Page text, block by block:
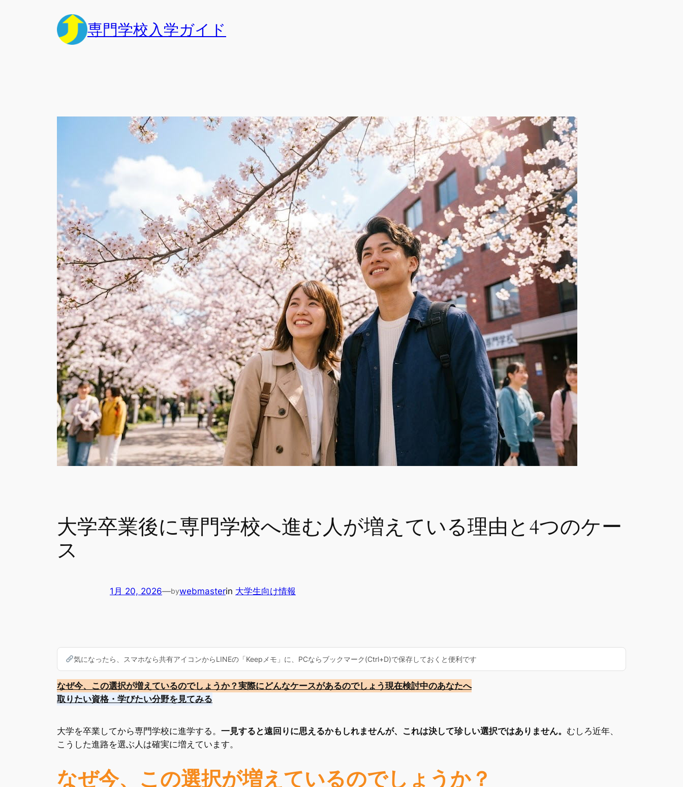
専門学校入学ガイド
大学卒業後に専門学校へ進む人が増えている理由と4つのケー
ス
1月 20, 2026—bywebmasterin 大学生向け情報
気になったら、スマホなら共有アイコンからLINEの「Keepメモ」に、PCならブックマーク(Ctrl+D)で保存しておくと便利です
なぜ今、この選択が増えているのでしょうか？ 実際にどんなケースがあるのでしょう現在検討中のあなたへ
取りたい資格・学びたい分野を見てみる
大学を卒業してから専門学校に進学する。 一見すると遠回りに思えるかもしれませんが、これは決して珍しい選択ではありません。 むしろ近年、
こうした進路を選ぶ人は確実に増えています。
なぜ今、この選択が増えているのでしょうか？